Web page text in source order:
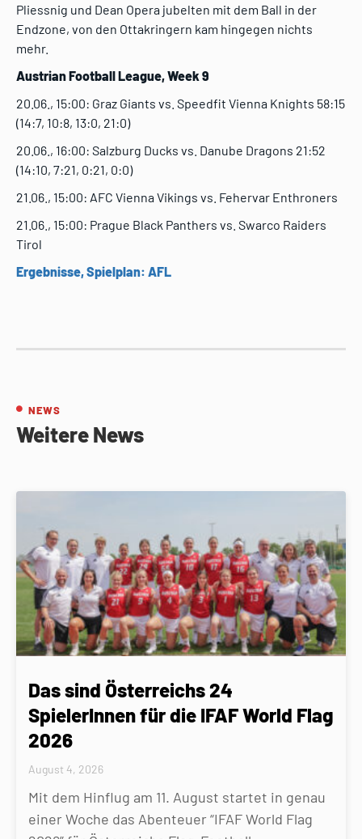
Pliessnig und Dean Opera jubelten mit dem Ball in der
Endzone, von den Ottakringern kam hingegen nichts
mehr.
Austrian Football League, Week 9
20.06., 15:00: Graz Giants vs. Speedfit Vienna Knights 58:15
(14:7, 10:8, 13:0, 21:0)
20.06., 16:00: Salzburg Ducks vs. Danube Dragons 21:52
(14:10, 7:21, 0:21, 0:0)
21.06., 15:00: AFC Vienna Vikings vs. Fehervar Enthroners
21.06., 15:00: Prague Black Panthers vs. Swarco Raiders
Tirol
Ergebnisse, Spielplan: AFL
NEWS
Weitere News
Das sind Österreichs 24
SpielerInnen für die IFAF World Flag
2026
August 4, 2026
Mit dem Hinflug am 11. August startet in genau
einer Woche das Abenteuer “IFAF World Flag